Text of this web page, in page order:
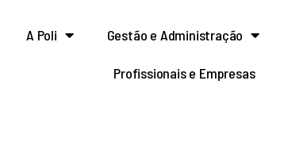
A Poli Gestão e Administração
Profissionais e Empresas